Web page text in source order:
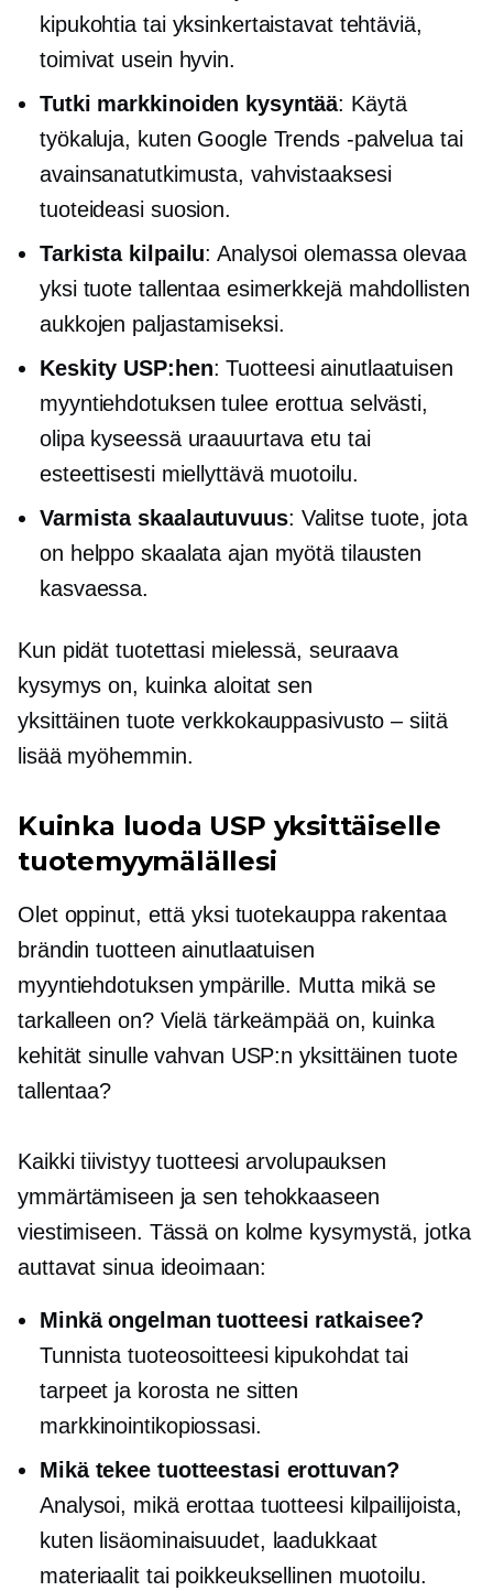
kipukohtia tai yksinkertaistavat tehtäviä,
toimivat usein hyvin.
Tutki markkinoiden kysyntää: Käytä
työkaluja, kuten Google Trends -palvelua tai
avainsanatutkimusta, vahvistaaksesi
tuoteideasi suosion.
Tarkista kilpailu: Analysoi olemassa olevaa
yksi tuote tallentaa esimerkkejä mahdollisten
aukkojen paljastamiseksi.
Keskity USP:hen: Tuotteesi ainutlaatuisen
myyntiehdotuksen tulee erottua selvästi,
olipa kyseessä uraauurtava etu tai
esteettisesti miellyttävä muotoilu.
Varmista skaalautuvuus: Valitse tuote, jota
on helppo skaalata ajan myötä tilausten
kasvaessa.
Kun pidät tuotettasi mielessä, seuraava
kysymys on, kuinka aloitat sen
yksittäinen tuote verkkokauppasivusto – siitä
lisää myöhemmin.
Kuinka luoda USP yksittäiselle
tuotemyymälällesi
Olet oppinut, että yksi tuotekauppa rakentaa
brändin tuotteen ainutlaatuisen
myyntiehdotuksen ympärille. Mutta mikä se
tarkalleen on? Vielä tärkeämpää on, kuinka
kehität sinulle vahvan USP:nyksittäinen tuote
tallentaa?
Kaikki tiivistyy tuotteesi arvolupauksen
ymmärtämiseen ja sen tehokkaaseen
viestimiseen. Tässä on kolme kysymystä, jotka
auttavat sinua ideoimaan:
Minkä ongelman tuotteesi ratkaisee?
Tunnista tuoteosoitteesi kipukohdat tai
tarpeet ja korosta ne sitten
markkinointikopiossasi.
Mikä tekee tuotteestasi erottuvan?
Analysoi, mikä erottaa tuotteesi kilpailijoista,
kuten lisäominaisuudet, laadukkaat
materiaalit tai poikkeuksellinen muotoilu.